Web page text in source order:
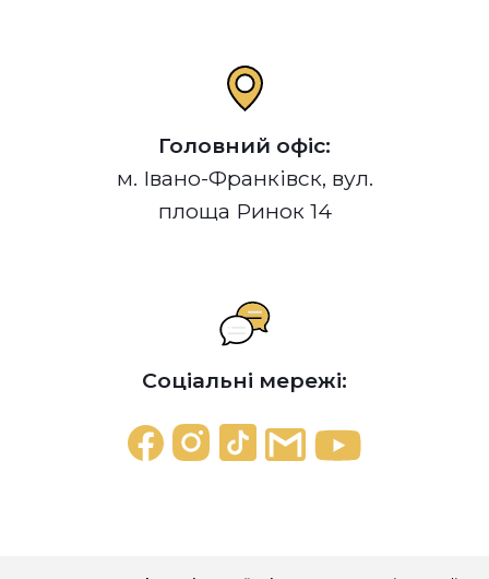
Головний офіс:
м. Івано-Франківск, вул.
площа Ринок 14
Соціальні мережі: